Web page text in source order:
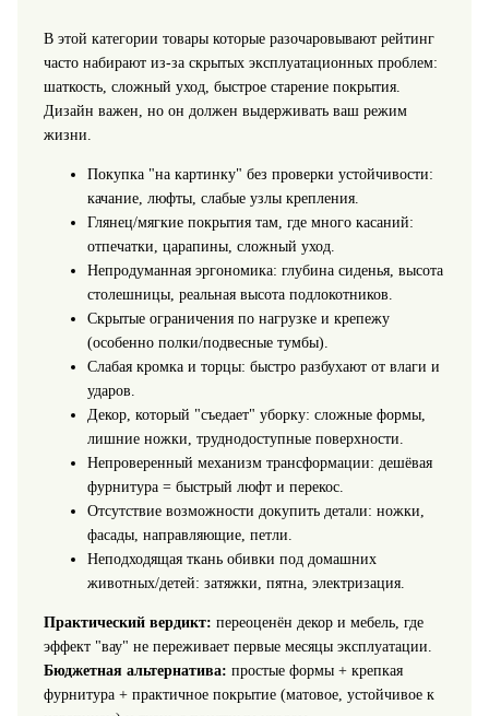
В этой категории товары которые разочаровывают рейтинг
часто набирают из‑за скрытых эксплуатационных проблем:
шаткость, сложный уход, быстрое старение покрытия.
Дизайн важен, но он должен выдерживать ваш режим
жизни.
Покупка "на картинку" без проверки устойчивости:
качание, люфты, слабые узлы крепления.
Глянец/мягкие покрытия там, где много касаний:
отпечатки, царапины, сложный уход.
Непродуманная эргономика: глубина сиденья, высота
столешницы, реальная высота подлокотников.
Скрытые ограничения по нагрузке и крепежу
(особенно полки/подвесные тумбы).
Слабая кромка и торцы: быстро разбухают от влаги и
ударов.
Декор, который "съедает" уборку: сложные формы,
лишние ножки, труднодоступные поверхности.
Непроверенный механизм трансформации: дешёвая
фурнитура = быстрый люфт и перекос.
Отсутствие возможности докупить детали: ножки,
фасады, направляющие, петли.
Неподходящая ткань обивки под домашних
животных/детей: затяжки, пятна, электризация.
Практический вердикт: переоценён декор и мебель, где
эффект "вау" не переживает первые месяцы эксплуатации.
Бюджетная альтернатива: простые формы + крепкая
фурнитура + практичное покрытие (матовое, устойчивое к